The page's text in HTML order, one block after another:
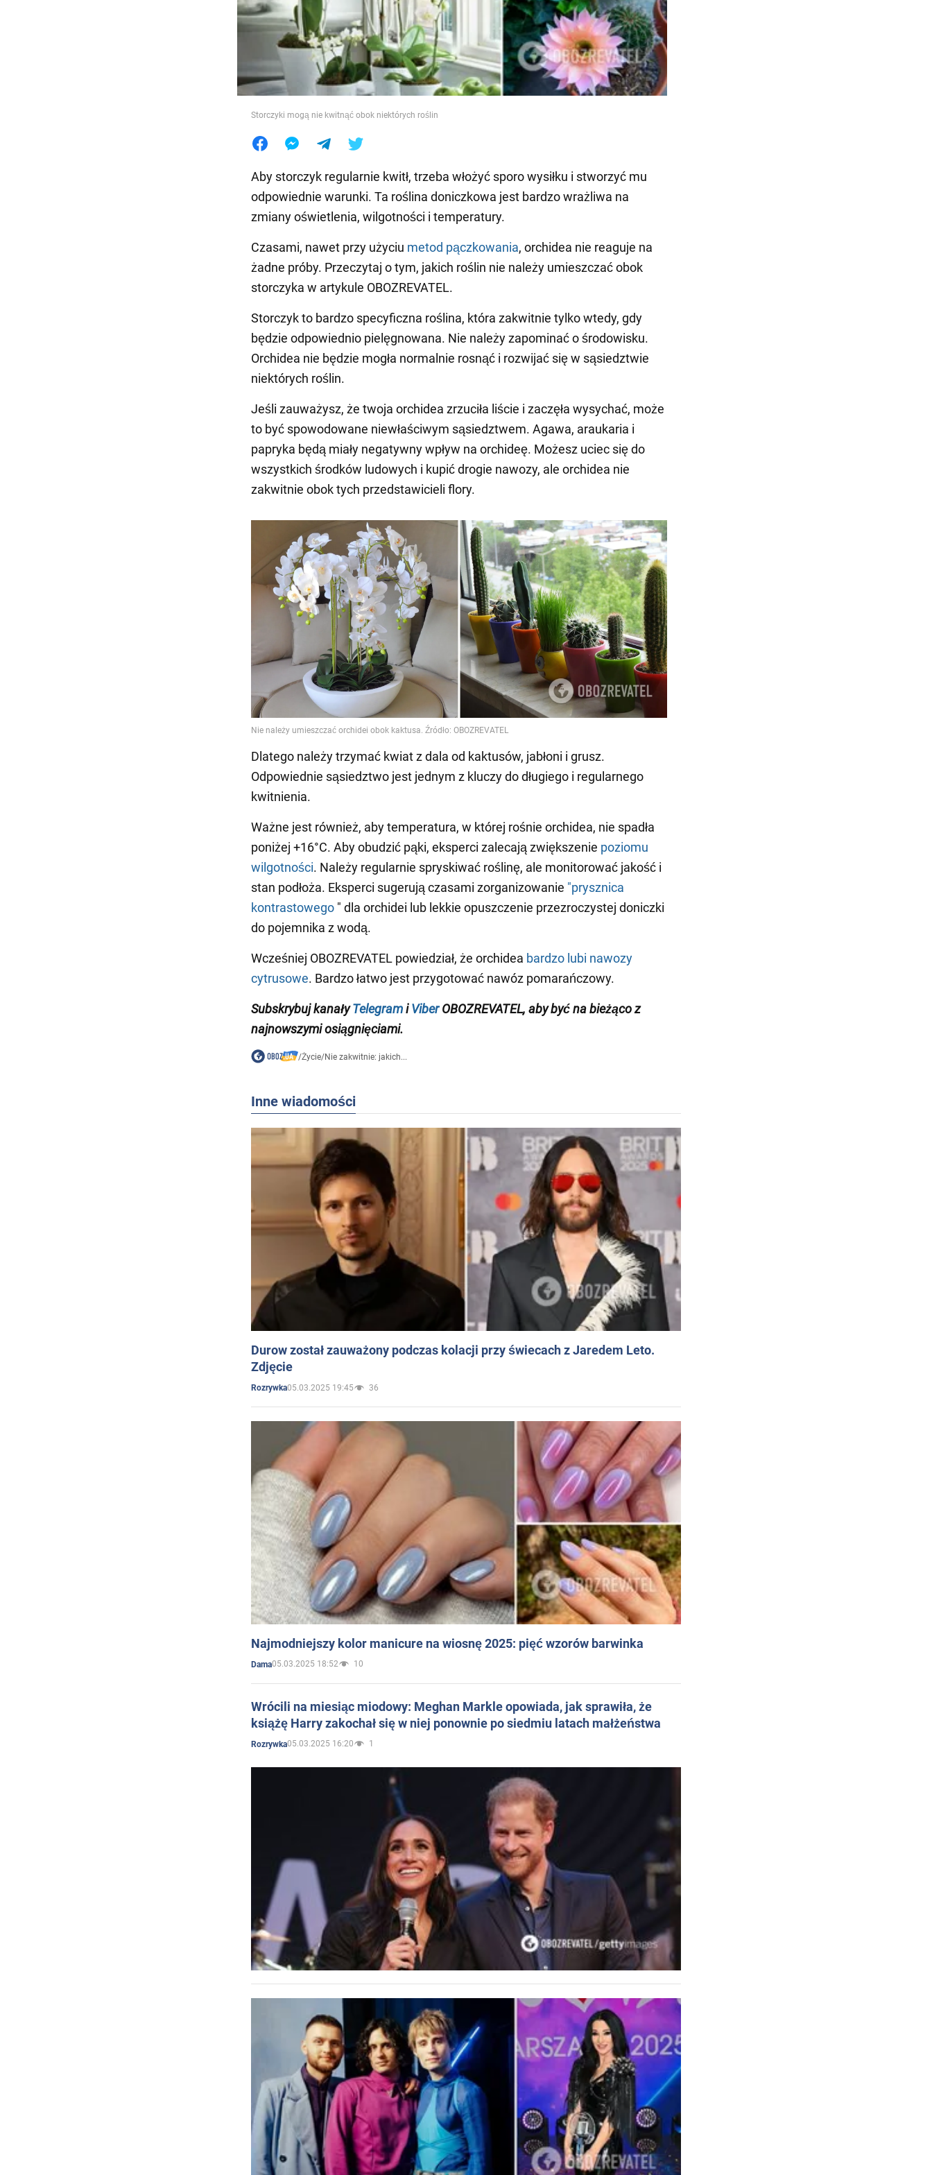
Jedzenie
Storczyki mogą nie kwitnąć obok niektórych roślin
Aby storczyk regularnie kwitł, trzeba włożyć sporo wysiłku i stworzyć mu
odpowiednie warunki. Ta roślina doniczkowa jest bardzo wrażliwa na
zmiany oświetlenia, wilgotności i temperatury.
Czasami, nawet przy użyciu metod pączkowania, orchidea nie reaguje na
żadne próby. Przeczytaj o tym, jakich roślin nie należy umieszczać obok
storczyka w artykule OBOZREVATEL.
Storczyk to bardzo specyficzna roślina, która zakwitnie tylko wtedy, gdy
będzie odpowiednio pielęgnowana. Nie należy zapominać o środowisku.
Orchidea nie będzie mogła normalnie rosnąć i rozwijać się w sąsiedztwie
niektórych roślin.
Jeśli zauważysz, że twoja orchidea zrzuciła liście i zaczęła wysychać, może
to być spowodowane niewłaściwym sąsiedztwem. Agawa, araukaria i
papryka będą miały negatywny wpływ na orchideę. Możesz uciec się do
wszystkich środków ludowych i kupić drogie nawozy, ale orchidea nie
zakwitnie obok tych przedstawicieli flory.
Dlatego należy trzymać kwiat z dala od kaktusów, jabłoni i grusz.
Odpowiednie sąsiedztwo jest jednym z kluczy do długiego i regularnego
kwitnienia.
Ważne jest również, aby temperatura, w której rośnie orchidea, nie spadła
poniżej +16°C. Aby obudzić pąki, eksperci zalecają zwiększenie poziomu
wilgotności. Należy regularnie spryskiwać roślinę, ale monitorować jakość i
stan podłoża. Eksperci sugerują czasami zorganizowanie "prysznica
kontrastowego " dla orchidei lub lekkie opuszczenie przezroczystej doniczki
do pojemnika z wodą.
Wcześniej OBOZREVATEL powiedział, że orchidea bardzo lubi nawozy
cytrusowe. Bardzo łatwo jest przygotować nawóz pomarańczowy.
Subskrybuj kanałyTelegramiViberOBOZREVATEL, abybyć na bieżąco z
najnowszymi osiągnięciami.
/Życie/Nie zakwitnie: jakich...
Inne wiadomości
Durow został zauważony podczas kolacji przy świecach z Jaredem Leto.
Zdjęcie
Rozrywka05.03.2025 19:45 36
Najmodniejszy kolor manicure na wiosnę 2025: pięć wzorów barwinka
Dama05.03.2025 18:52 10
Wrócili na miesiąc miodowy: Meghan Markle opowiada, jak sprawiła, że
książę Harry zakochał się w niej ponownie po siedmiu latach małżeństwa
Rozrywka05.03.2025 16:20 1